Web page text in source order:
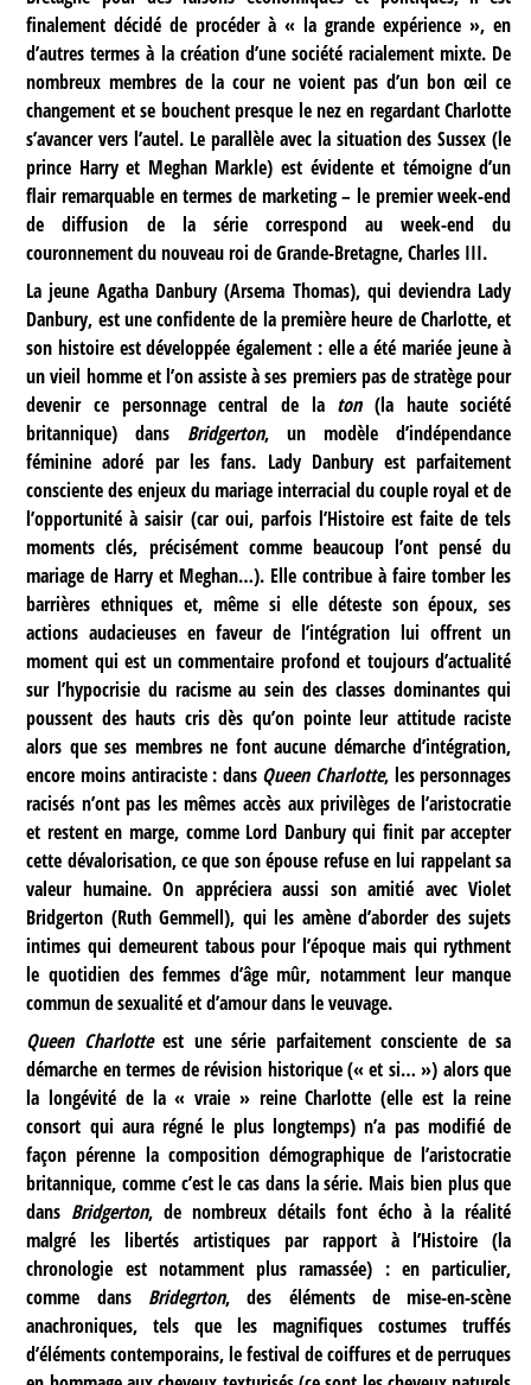
finalement décidé de procéder à « la grande expérience », en
d’autres termes à la création d’une société racialement mixte. De
nombreux membres de la cour ne voient pas d’un bon œil ce
changement et se bouchent presque le nez en regardant Charlotte
s’avancer vers l’autel. Le parallèle avec la situation des Sussex (le
prince Harry et Meghan Markle) est évidente et témoigne d’un
flair remarquable en termes de marketing – le premier week-end
de diffusion de la série correspond au week-end du
couronnement du nouveau roi de Grande-Bretagne, Charles III.
La jeune Agatha Danbury (Arsema Thomas), qui deviendra Lady
Danbury, est une confidente de la première heure de Charlotte, et
son histoire est développée également : elle a été mariée jeune à
un vieil homme et l’on assiste à ses premiers pas de stratège pour
devenir ce personnage central de la ton(la haute société
britannique) dans Bridgerton, un modèle d’indépendance
féminine adoré par les fans. Lady Danbury est parfaitement
consciente des enjeux du mariage interracial du couple royal et de
l’opportunité à saisir (car oui, parfois l’Histoire est faite de tels
moments clés, précisément comme beaucoup l’ont pensé du
mariage de Harry et Meghan…). Elle contribue à faire tomber les
barrières ethniques et, même si elle déteste son époux, ses
actions audacieuses en faveur de l’intégration lui offrent un
moment qui est un commentaire profond et toujours d’actualité
sur l’hypocrisie du racisme au sein des classes dominantes qui
poussent des hauts cris dès qu’on pointe leur attitude raciste
alors que ses membres ne font aucune démarche d’intégration,
encore moins antiraciste : dans Queen Charlotte, les personnages
racisés n’ont pas les mêmes accès aux privilèges de l’aristocratie
et restent en marge, comme Lord Danbury qui finit par accepter
cette dévalorisation, ce que son épouse refuse en lui rappelant sa
valeur humaine. On appréciera aussi son amitié avec Violet
Bridgerton (Ruth Gemmell), qui les amène d’aborder des sujets
intimes qui demeurent tabous pour l’époque mais qui rythment
le quotidien des femmes d’âge mûr, notamment leur manque
commun de sexualité et d’amour dans le veuvage.
Queen Charlotteest une série parfaitement consciente de sa
démarche en termes de révision historique (« et si… ») alors que
la longévité de la « vraie » reine Charlotte (elle est la reine
consort qui aura régné le plus longtemps) n’a pas modifié de
façon pérenne la composition démographique de l’aristocratie
britannique, comme c’est le cas dans la série. Mais bien plus que
dans Bridgerton, de nombreux détails font écho à la réalité
malgré les libertés artistiques par rapport à l’Histoire (la
chronologie est notamment plus ramassée) : en particulier,
comme dans Bridegrton, des éléments de mise-en-scène
anachroniques, tels que les magnifiques costumes truffés
d’éléments contemporains, le festival de coiffures et de perruques